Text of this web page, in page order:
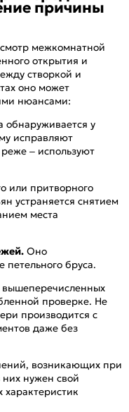
причины
межкомнатной
открытия и
створкой и
оно может
нюансами:
обнаруживается у
исправляют
– используют
или притворного
устраняется снятием
места
Оно
петельного бруса.
проверке. Не
производится с
даже без
возникающих при
нужен свой